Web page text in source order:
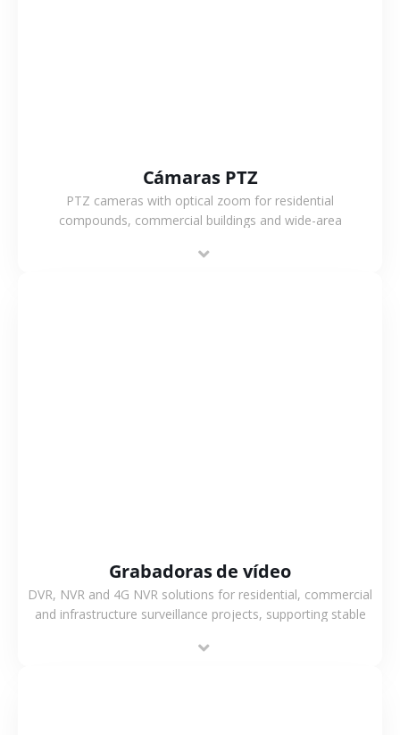
Cámaras PTZ
PTZ cameras with optical zoom for residential
compounds, commercial buildings and wide-area
flexible coverage.
Grabadoras de vídeo
DVR, NVR and 4G NVR solutions for residential, commercial
and infrastructure surveillance projects, supporting stable